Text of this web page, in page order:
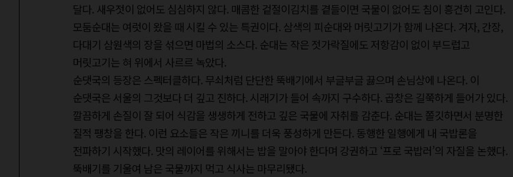
달다. 새우젓이 없어도 심심하지 않다. 매콤한 겉절이김치를 곁들이면 국물이 없어도 침이 흥건히 고인다.
모둠순대는 여럿이 왔을 때 시킬 수 있는 특권이다. 삼색의 피순대와 머릿고기가 함께 나온다. 겨자, 간장,
다대기 삼원색의 장을 섞으면 마법의 소스다. 순대는 작은 젓가락질에도 저항감이 없이 부드럽고
머릿고기는 혀 위에서 사르르 녹았다.
순댓국의 등장은 스펙터클하다. 무쇠처럼 단단한 뚝배기에서 부글부글 끓으며 손님상에 나온다. 이
순댓국은 서울의 그것보다 더 깊고 진하다. 시래기가 들어 속까지 구수하다. 곱창은 길쭉하게 들어가 있다.
깔끔하게 손질이 잘 되어 식감을 생생하게 전하고 깊은 국물에 자취를 감춘다. 순대는 쫄깃하면서 분명한
질적 팽창을 한다. 이런 요소들은 작은 끼니를 더욱 풍성하게 만든다. 동행한 일행에게 내 국밥론을
전파하기 시작했다. 맛의 레이어를 위해서는 밥을 말아야 한다며 강권하고 ‘프로 국밥러’의 자질을 논했다.
뚝배기를 기울여 남은 국물까지 먹고 식사는 마무리됐다.